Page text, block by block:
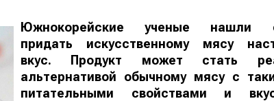
Южнокорейские ученые нашли
придать искусственному мясу
вкус. Продукт может стать
альтернативой обычному мясу с
питательными свойствами и
лазером